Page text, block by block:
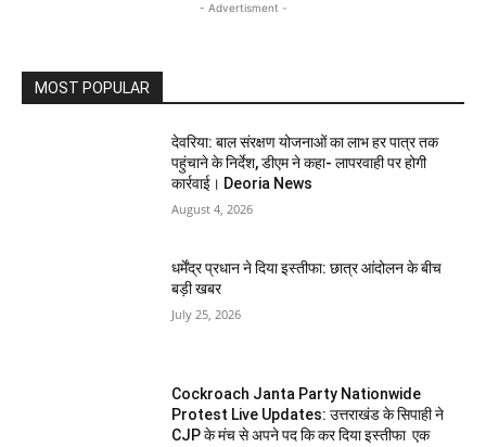
- Advertisment -
MOST POPULAR
देवरिया: बाल संरक्षण योजनाओं का लाभ हर पात्र तक
पहुंचाने के निर्देश, डीएम ने कहा- लापरवाही पर होगी
कार्रवाई। Deoria News
August 4, 2026
धर्मेंद्र प्रधान ने दिया इस्तीफा: छात्र आंदोलन के बीच
बड़ी खबर
July 25, 2026
Cockroach Janta Party Nationwide
Protest Live Updates: उत्तराखंड के सिपाही ने
CJP के मंच से अपने पद कि कर दिया इस्तीफा एक